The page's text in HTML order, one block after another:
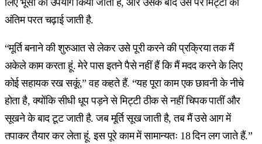
अंतिम परत चढ़ाई जाती है.
“मूर्ति बनाने की शुरुआत से लेकर उसे पूरी करने की प्रक्रिया तक मैं
अकेले काम करता हूं. मेरे पास इतने पैसे नहीं हैं कि मैं मदद करने के लिए
कोई सहायक रख सकूं,” वह कहते हैं. “यह पूरा काम एक छावनी के नीचे
होता है, क्योंकि सीधी धूप पड़ने से मिट्टी ठीक से नहीं चिपक पातीं और
सूखने के बाद टूट जाती है. जब मूर्ति सूख जाती है, तब मैं उसे आग में
तपाकर तैयार कर लेता हूं. इस पूरे काम में सामान्यतः 18 दिन लग जाते हैं.”